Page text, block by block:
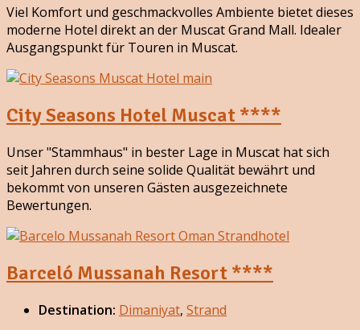
Viel Komfort und geschmackvolles Ambiente bietet dieses
moderne Hotel direkt an der Muscat Grand Mall. Idealer
Ausgangspunkt für Touren in Muscat.
City Seasons Hotel Muscat ****
Unser "Stammhaus" in bester Lage in Muscat hat sich
seit Jahren durch seine solide Qualität bewährt und
bekommt von unseren Gästen ausgezeichnete
Bewertungen.
Barceló Mussanah Resort ****
Destination: Dimaniyat, Strand